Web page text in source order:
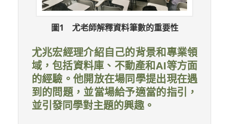
圖1 尤老師解釋資料筆數的重要性
尤兆宏經理介紹自己的背景和專業領
域，包括資料庫、不動產和AI等方面
的經驗。他開放在場同學提出現在遇
到的問題，並當場給予適當的指引，
並引發同學對主題的興趣。